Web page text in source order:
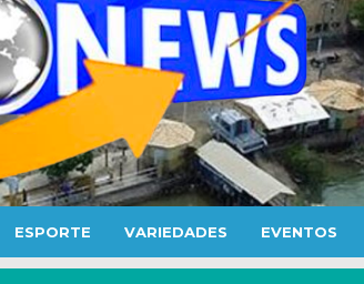
ESPORTE VARIEDADES EVENTOS